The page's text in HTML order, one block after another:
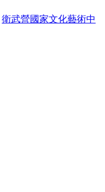
衛武營國家文化藝術中